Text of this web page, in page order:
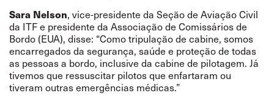
Sara Nelson, vice-presidente da Seção de Aviação Civil
da ITF e presidente da Associação de Comissários de
Bordo (EUA), disse: “Como tripulação de cabine, somos
encarregados da segurança, saúde e proteção de todas
as pessoas a bordo, inclusive da cabine de pilotagem. Já
tivemos que ressuscitar pilotos que enfartaram ou
tiveram outras emergências médicas.”